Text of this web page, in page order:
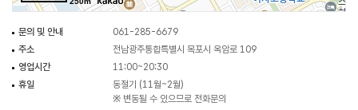
문의 및 안내
061-285-6679
주소
전남광주통합특별시 목포시 옥암로 109
영업시간
11:00~20:30
휴일
동절기 (11월~2월)
※ 변동될 수 있으므로 전화문의